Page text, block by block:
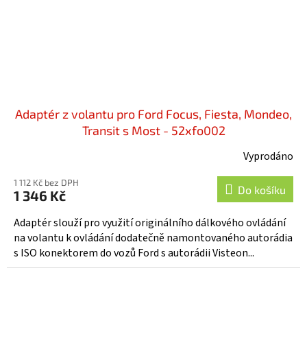
Adaptér z volantu pro Ford Focus, Fiesta, Mondeo,
Transit s Most - 52xfo002
Vyprodáno
1 112 Kč bez DPH
1 346 Kč Do košíku
Adaptér slouží pro využití originálního dálkového ovládání
na volantu k ovládání dodatečně namontovaného autorádia
s ISO konektorem do vozů Ford s autorádii Visteon...